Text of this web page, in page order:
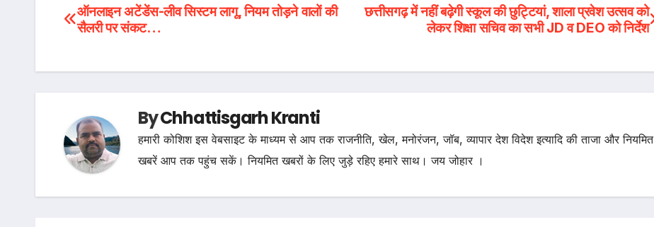
Post
छत्तीसगढ़ में नहीं बढ़ेगी स्कूल की छुट्टियां, शाला प्रवेश उत्सव को
लेकर शिक्षा सचिव का सभी JD व DEO को निर्देश
ऑनलाइन अटेंडेंस-लीव सिस्टम लागू, नियम तोड़ने वालों की
सैलरी पर संकट…
ByChhattisgarh Kranti
हमारी कोशिश इस वेबसाइट के माध्यम से आप तक राजनीति, खेल, मनोरंजन, जॉब, व्यापार देश विदेश इत्यादि की ताजा और नियमित
खबरें आप तक पहुंच सकें। नियमित खबरों के लिए जुड़े रहिए हमारे साथ। जय जोहार ।